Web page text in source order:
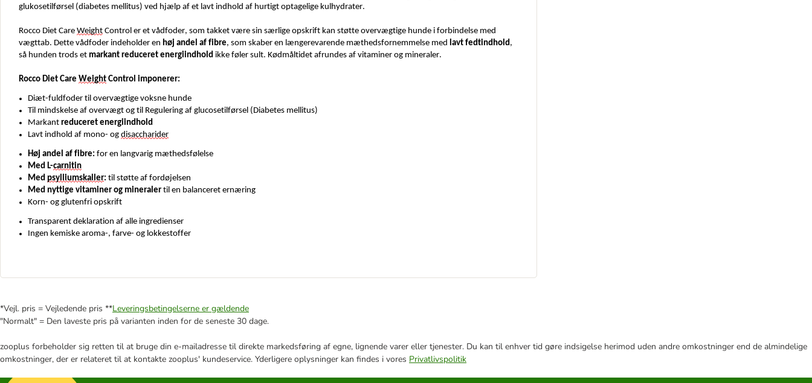
glukosetilførsel (diabetes mellitus) ved hjælp af et lavt indhold af hurtigt optagelige kulhydrater.
Rocco Diet Care Weight Control er et vådfoder, som takket være sin særlige opskrift kan støtte overvægtige hunde i forbindelse med
vægttab. Dette vådfoder indeholder en høj andel af fibre, som skaber en længerevarende mæthedsfornemmelse med lavt fedtindhold,
så hunden trods et markant reduceret energiindhold ikke føler sult. Kødmåltidet afrundes af vitaminer og mineraler.
Rocco Diet Care Weight Control imponerer:
Diæt-fuldfoder til overvægtige voksne hunde
Til mindskelse af overvægt og til Regulering af glucosetilførsel (Diabetes mellitus)
Markant reduceret energiindhold
Lavt indhold af mono- og disaccharider
Høj andel af fibre: for en langvarig mæthedsfølelse
Med L-carnitin
Med psylliumskaller: til støtte af fordøjelsen
Med nyttige vitaminer og mineraler til en balanceret ernæring
Korn- og glutenfri opskrift
Transparent deklaration af alle ingredienser
Ingen kemiske aroma-, farve- og lokkestoffer
*Vejl. pris = Vejledende pris **Leveringsbetingelserne er gældende
"Normalt" = Den laveste pris på varianten inden for de seneste 30 dage.
zooplus forbeholder sig retten til at bruge din e-mailadresse til direkte markedsføring af egne, lignende varer eller tjenester. Du kan til enhver tid gøre indsigelse herimod uden andre omkostninger end de almindelige
omkostninger, der er relateret til at kontakte zooplus' kundeservice. Yderligere oplysninger kan findes i vores Privatlivspolitik